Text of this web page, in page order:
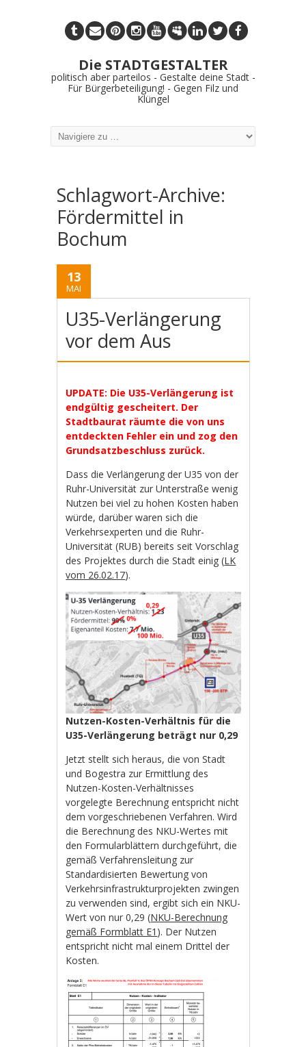
Die STADTGESTALTER
politisch aber parteilos - Gestalte deine Stadt -
Für Bürgerbeteiligung! - Gegen Filz und
Klüngel
Schlagwort-Archive:
Fördermittel in
Bochum
13
MAI
U35-Verlängerung
vor dem Aus
UPDATE: Die U35-Verlängerung ist
endgültig gescheitert. Der
Stadtbaurat räumte die von uns
entdeckten Fehler ein und zog den
Grundsatzbeschluss zurück.
Dass die Verlängerung der U35 von der
Ruhr-Universität zur Unterstraße wenig
Nutzen bei viel zu hohen Kosten haben
würde, darüber waren sich die
Verkehrsexperten und die Ruhr-
Universität (RUB) bereits seit Vorschlag
des Projektes durch die Stadt einig (LK
vom 26.02.17).
Nutzen-Kosten-Verhältnis für die
U35-Verlängerung beträgt nur 0,29
Jetzt stellt sich heraus, die von Stadt
und Bogestra zur Ermittlung des
Nutzen-Kosten-Verhältnisses
vorgelegte Berechnung entspricht nicht
dem vorgeschriebenen Verfahren. Wird
die Berechnung des NKU-Wertes mit
den Formularblättern durchgeführt, die
gemäß Verfahrensleitung zur
Standardisierten Bewertung von
Verkehrsinfrastrukturprojekten zwingen
zu verwenden sind, ergibt sich ein NKU-
Wert von nur 0,29 (NKU-Berechnung
gemäß Formblatt E1 ). Der Nutzen
entspricht nicht mal einem Drittel der
Kosten.